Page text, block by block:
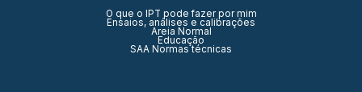
O que o IPT pode fazer por mim
Ensaios, análises e calibrações
Areia Normal
Educação
SAA Normas técnicas